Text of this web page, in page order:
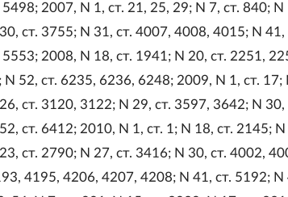
5498; 2007, N 1, ст. 21, 25, 29; N 7, ст. 840; N
ст. 3755; N 31, ст. 4007, 4008, 4015; N
5553; 2008, N 18, ст. 1941; N 20, ст. 2251,
N 52, ст. 6235, 6236, 6248; 2009, N 1, ст. 17;
ст. 3120, 3122; N 29, ст. 3597, 3642; N 30,
ст. 6412; 2010, N 1, ст. 1; N 18, ст. 2145;
ст. 2790; N 27, ст. 3416; N 30, ст. 4002,
4195, 4206, 4207, 4208; N 41, ст. 5192; N